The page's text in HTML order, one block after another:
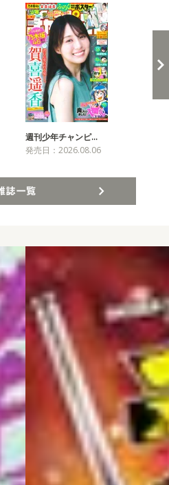
週刊少年チャンピ…
発売日：2026.08.06